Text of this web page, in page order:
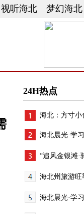
视听海北 梦幻海北
24H热点
海北：方寸
海北晨光·学
“追风金银滩·
海北州旅游旺
海北晨光·学